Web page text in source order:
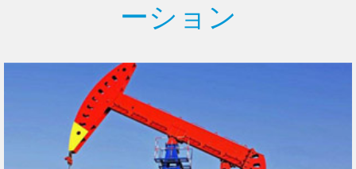
ーション